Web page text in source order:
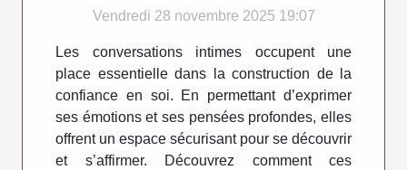
confiance en soi ?
Vendredi 28 novembre 2025 19:07
Les conversations intimes occupent une
place essentielle dans la construction de la
confiance en soi. En permettant d’exprimer
ses émotions et ses pensées profondes, elles
offrent un espace sécurisant pour se découvrir
et s’affirmer. Découvrez comment ces